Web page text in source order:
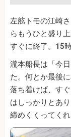
左舷トモの江崎
らもうひと盛り
すぐに終了。15
瀧本船長は「今
た。何とか最後
落ち着けば、す
はしっかりとあ
締めくくってくれ